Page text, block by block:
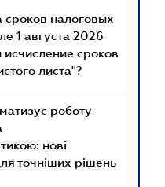
сроков налоговых
1 августа 2026
исчисление сроков
листа"?
роботу
нові
точніших рішень